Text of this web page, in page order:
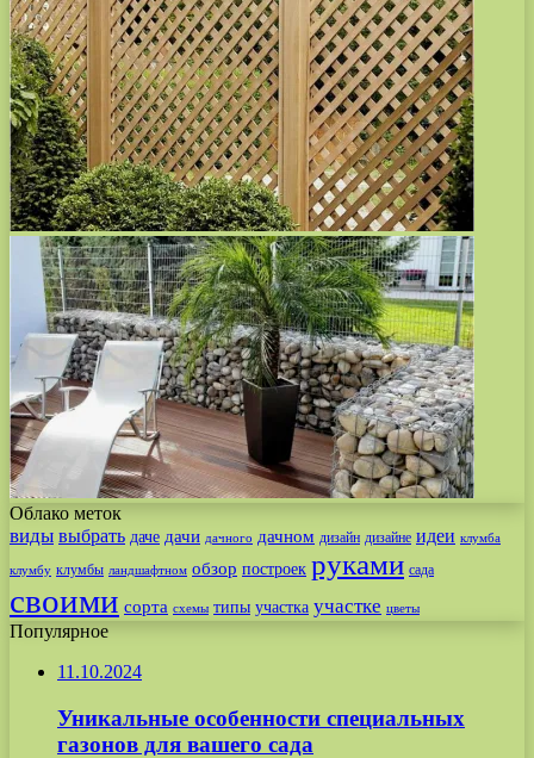
Облако меток
виды выбрать даче дачи дачного дачном дизайн дизайне идеи клумба
клумбу клумбы ландшафтном обзор построек руками сада
своими сорта схемы типы участка участке цветы
Популярное
11.10.2024
Уникальные особенности специальных
газонов для вашего сада